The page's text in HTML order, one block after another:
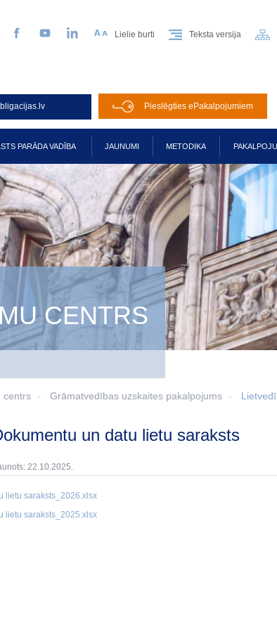
mums Twitter
FacebookYouTubeLinkedIn Lielie burti Teksta versija
Pieslēgties ePakalpojumiem
PARĀDA VADĪBA JAUNUMI METODIKA
CENTRS
centrs Grāmatvedības uzskaites pakalpojums
un datu lietu saraksts
22.10.2025.
lietu saraksts_2026.xlsx
lietu saraksts_2025.xlsx